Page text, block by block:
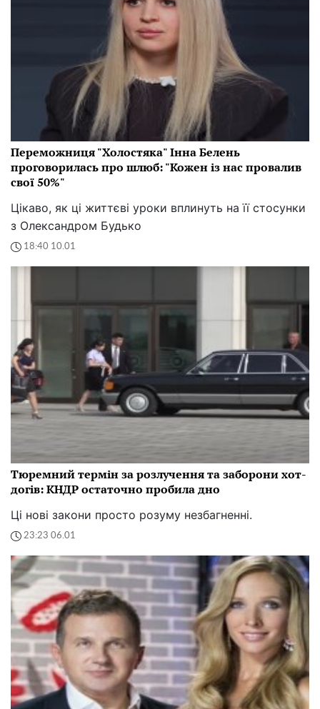
Переможниця "Холостяка" Інна Белень
проговорилась про шлюб: "Кожен із нас провалив
свої 50%"
Цікаво, як ці життєві уроки вплинуть на її стосунки
з Олександром Будько
18:40 10.01
Тюремний термін за розлучення та заборони хот-
догів: КНДР остаточно пробила дно
Ці нові закони просто розуму незбагненні.
23:23 06.01